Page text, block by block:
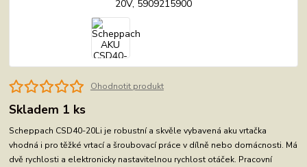
Ohodnotit produkt
Skladem 1 ks
Scheppach CSD40-20Li je robustní a skvěle vybavená aku vrtačka
vhodná i pro těžké vrtací a šroubovací práce v dílně nebo domácnosti. Má
dvě rychlosti a elektronicky nastavitelnou rychlost otáček. Pracovní